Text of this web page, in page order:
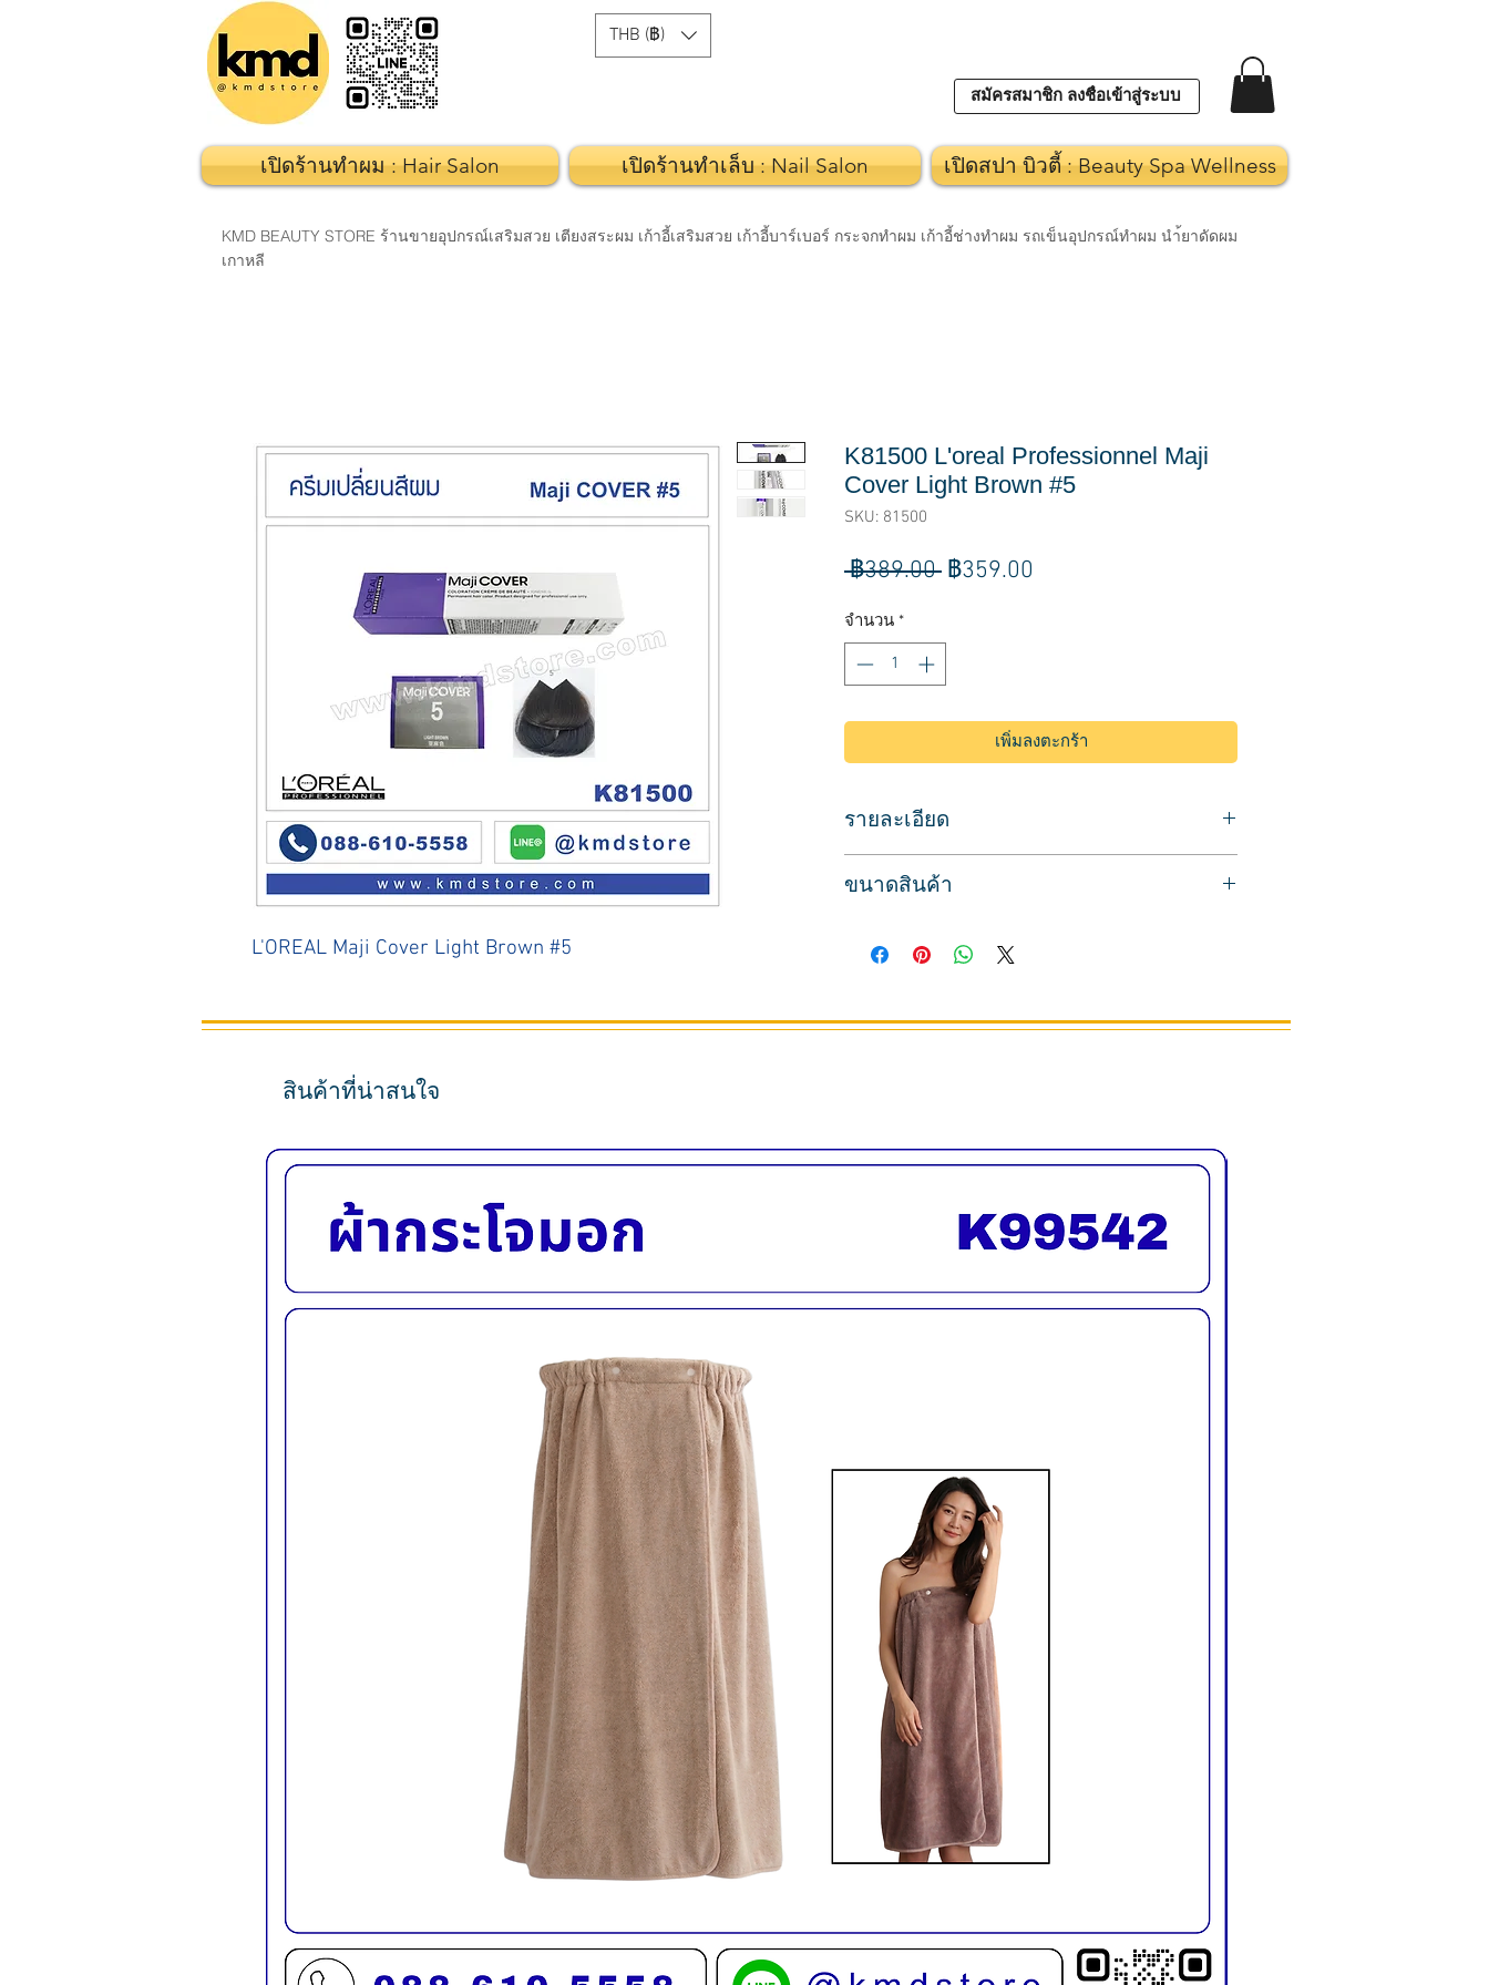
THB (฿)
สมัครสมาชิก ลงชื่อเข้าสู่ระบบ
เปิดร้านทำผม : Hair Salon เปิดร้านทำเล็บ : Nail Salon เปิดสปา บิวตี้ : Beauty Spa Wellness
KMD BEAUTY STORE ร้านขายอุปกรณ์เสริมสวย เตียงสระผม เก้าอี้เสริมสวย เก้าอี้บาร์เบอร์ กระจกทำผม เก้าอี้ช่างทำผม รถเข็นอุปกรณ์ทำผม นำ้ยาดัดผม
เกาหลี
L'OREAL Maji Cover Light Brown #5
K81500 L'oreal Professionnel Maji
Cover Light Brown #5
SKU: 81500
฿389.00 ราคา
฿359.00
จำนวน *
เพิ่มลงตะกร้า
รายละเอียด
สำหรับมืออาชีพ
ขนาดสินค้า
สินค้าที่น่าสนใจ